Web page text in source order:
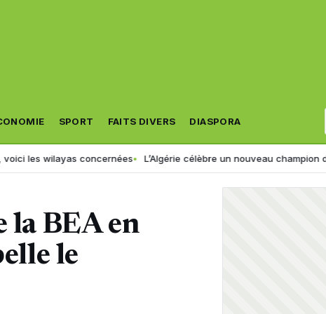
SPORT FAITS DIVERS DIASPORA
concernées L’Algérie célèbre un nouveau champion du monde :
la BEA en
le